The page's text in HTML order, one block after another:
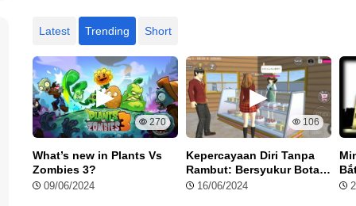
Latest Trending Short
270
What’s new in Plants Vs
Zombies 3?
09/06/2024
106
Kepercayaan Diri Tanpa
Rambut: Bersyukur Botak
di Sakura School
16/06/2024